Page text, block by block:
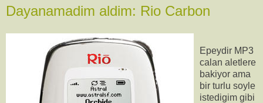
Dayanamadim aldim: Rio Carbon
Epeydir MP3
calan aletlere
bakiyor ama
bir turlu soyle
istedigim gibi